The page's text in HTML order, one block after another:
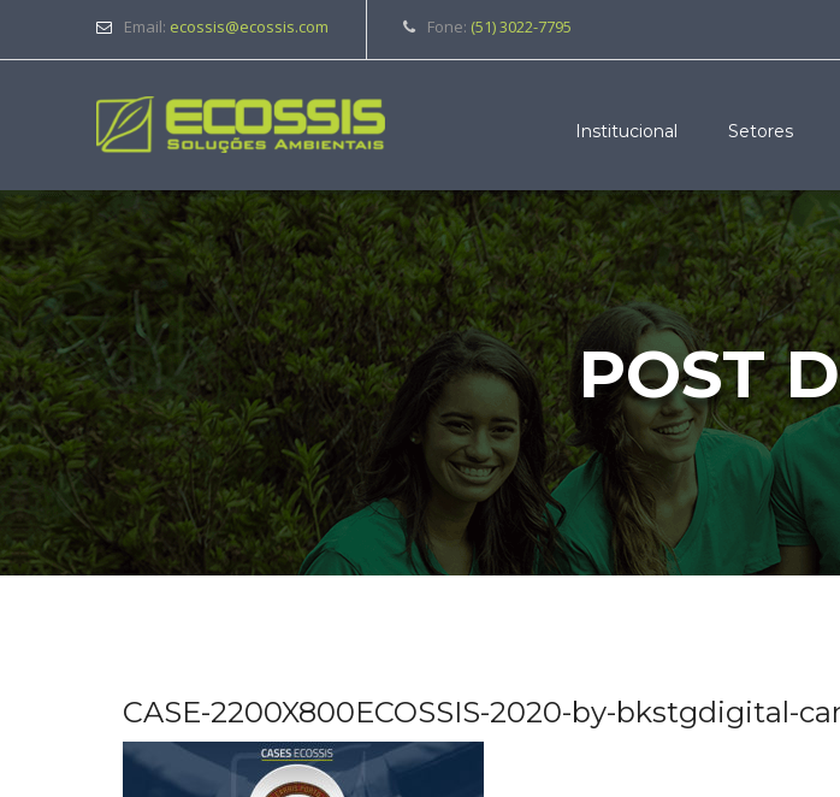
Email: ecossis@ecossis.com Fone: (51) 3022-7795
Institucional Setores
POST
CASE-2200X800ECOSSIS-2020-by-bkstgdigital-